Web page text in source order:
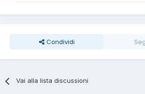
Condividi
Vai alla lista discussioni